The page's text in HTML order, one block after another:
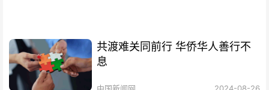
共渡难关同前行 华侨华人善行不
息
中国新闻网 2024-08-26